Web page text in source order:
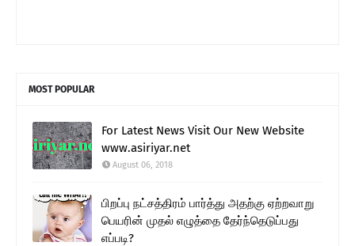
MOST POPULAR
For Latest News Visit Our New Website
www.asiriyar.net
August 06, 2018
பிறப்பு நட்சத்திரம் பார்த்து அதற்கு ஏற்றவாறு
பெயரின் முதல் எழுத்தை தேர்ந்தெடுப்பது
எப்படி?